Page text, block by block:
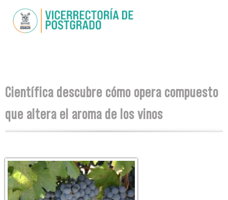
main
You are here
Científica descubre cómo opera compuesto
que altera el aroma de los vinos